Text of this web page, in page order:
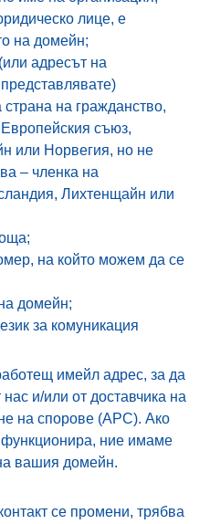
лице, е
на домейн;
адресът на
на гражданство,
съюз,
или Норвегия, но не
– членка на
Лихтенщайн или
на който можем да се
домейн;
за комуникация
имейл адрес, за да
и/или от доставчика на
на спорове (АРС). Ако
ние имаме
вашия домейн.
се промени, трябва